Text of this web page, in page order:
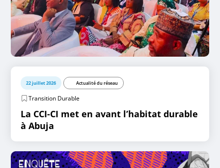
22 juillet 2026 Actualité du réseau
Transition Durable
La CCI-CI met en avant l’habitat durable
à Abuja